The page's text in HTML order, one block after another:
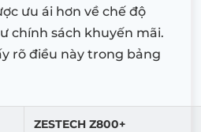
ưu ái hơn về chế độ
chính sách khuyến mãi.
rõ điều này trong bảng
ZESTECH Z800+